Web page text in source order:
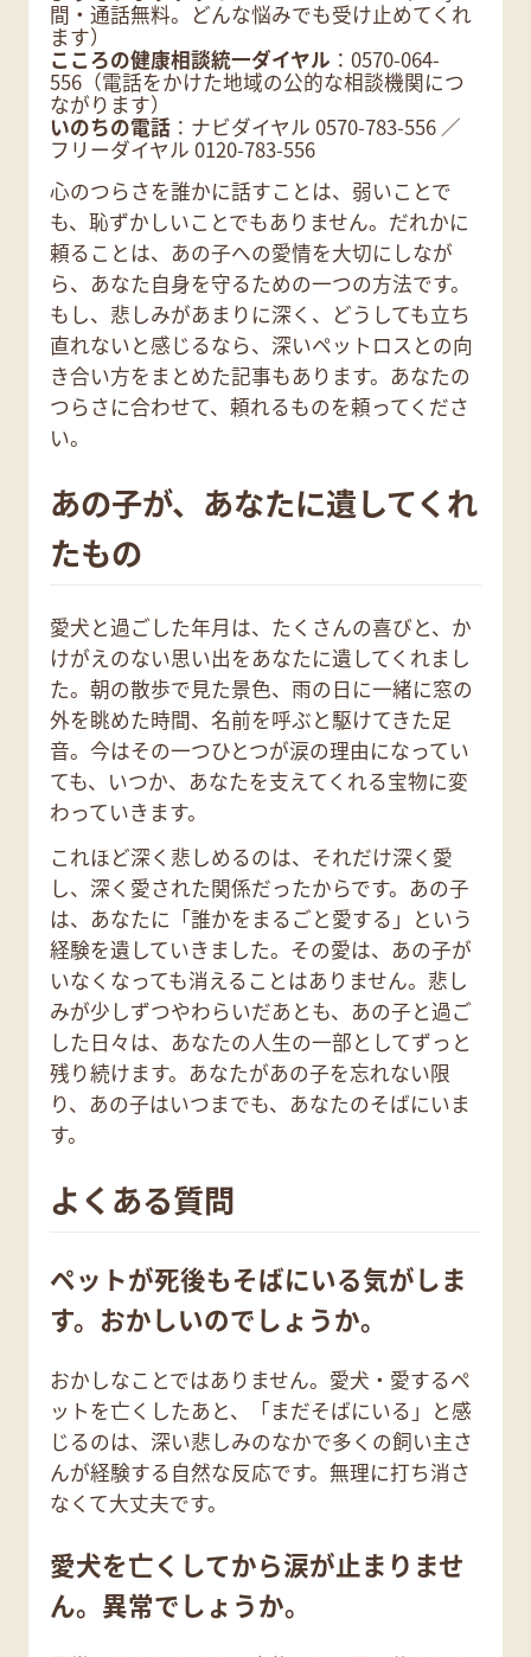
間・通話無料。どんな悩みでも受け止めてくれ
ます）
こころの健康相談統一ダイヤル ：0570-064-
556（電話をかけた地域の公的な相談機関につ
ながります）
いのちの電話：ナビダイヤル 0570-783-556 ／
フリーダイヤル 0120-783-556
心のつらさを誰かに話すことは、弱いことで
も、恥ずかしいことでもありません。だれかに
頼ることは、あの子への愛情を大切にしなが
ら、あなた自身を守るための一つの方法です。
もし、悲しみがあまりに深く、どうしても立ち
直れないと感じるなら、深いペットロスとの向
き合い方をまとめた記事もあります。あなたの
つらさに合わせて、頼れるものを頼ってくださ
い。
あの子が、あなたに遺してくれ
たもの
愛犬と過ごした年月は、たくさんの喜びと、か
けがえのない思い出をあなたに遺してくれまし
た。朝の散歩で見た景色、雨の日に一緒に窓の
外を眺めた時間、名前を呼ぶと駆けてきた足
音。今はその一つひとつが涙の理由になってい
ても、いつか、あなたを支えてくれる宝物に変
わっていきます。
これほど深く悲しめるのは、それだけ深く愛
し、深く愛された関係だったからです。あの子
は、あなたに「誰かをまるごと愛する」という
経験を遺していきました。その愛は、あの子が
いなくなっても消えることはありません。悲し
みが少しずつやわらいだあとも、あの子と過ご
した日々は、あなたの人生の一部としてずっと
残り続けます。あなたがあの子を忘れない限
り、あの子はいつまでも、あなたのそばにいま
す。
よくある質問
ペットが死後もそばにいる気がしま
す。おかしいのでしょうか。
おかしなことではありません。愛犬・愛するペ
ットを亡くしたあと、「まだそばにいる」と感
じるのは、深い悲しみのなかで多くの飼い主さ
んが経験する自然な反応です。無理に打ち消さ
なくて大丈夫です。
愛犬を亡くしてから涙が止まりませ
ん。異常でしょうか。